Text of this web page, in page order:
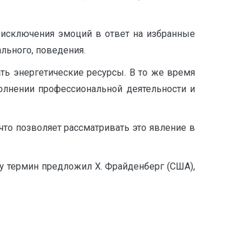
эмоций в ответ на избранные
поведения.
энергетические ресурсы. В то же время
профессиональной деятельности и
позволяет рассматривать это явление в
термин предложил Х. Фрайденберг (США),